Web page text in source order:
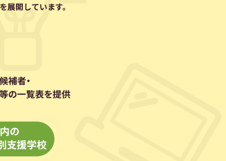
開しています。